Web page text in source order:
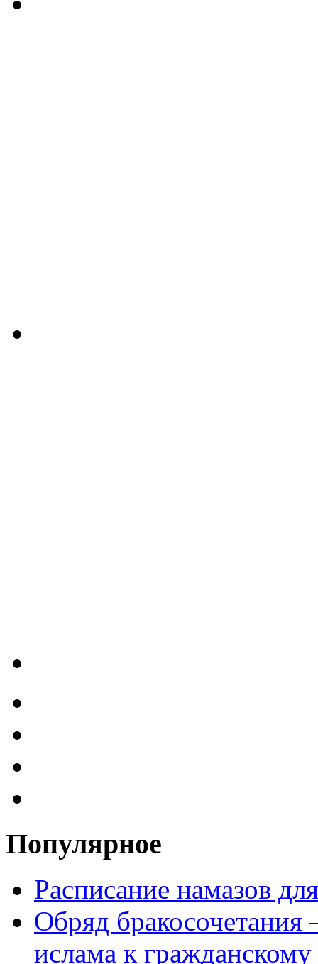
Популярное
Расписание намазов
Обряд
ислама к гражданскому